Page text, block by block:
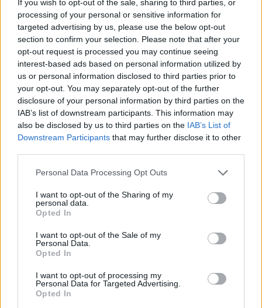
If you wish to opt-out of the sale, sharing to third parties, or
processing of your personal or sensitive information for
targeted advertising by us, please use the below opt-out
section to confirm your selection. Please note that after your
opt-out request is processed you may continue seeing
interest-based ads based on personal information utilized by
us or personal information disclosed to third parties prior to
your opt-out. You may separately opt-out of the further
disclosure of your personal information by third parties on the
IAB’s list of downstream participants. This information may
also be disclosed by us to third parties on the IAB’s List of
Downstream Participants that may further disclose it to other
Please note that this website/app uses one or more Google
not limited to your visit or usage behaviour. You may click to
grant or deny consent to Google and its third-party tags to
use your data for below specified purposes in below Google
consent section.
Personal Data Processing Opt Outs
I want to opt-out of the Sharing of my
personal data.
Opted In
I want to opt-out of the Sale of my
Personal Data.
Opted In
I want to opt-out of processing my
Personal Data for Targeted Advertising.
Opted In
Uniós források: íme a teendők, amelyek a
pénzek érkezéséhez még szükségesek
ELEMZÉSEK 2026. júl. 20.
Minden idők legjövedelmezőbbje és
legdrágábbja volt az amerikai foci vb -